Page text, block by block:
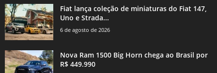
Fiat lança coleção de miniaturas do Fiat 147,
Uno e Strada...
6 de agosto de 2026
Nova Ram 1500 Big Horn chega ao Brasil por
R$ 449.990